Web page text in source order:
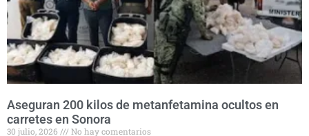
Aseguran 200 kilos de metanfetamina ocultos en
carretes en Sonora
30 julio, 2026 No hay comentarios